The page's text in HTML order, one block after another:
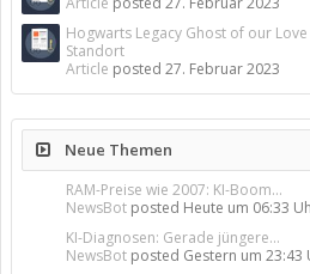
Hogwarts Legacy Ghost of our
Standort
Article posted 27. Februar 2023
Neue Themen
RAM-Preise wie 2007: KI-Boom...
NewsBot posted Heute um 06:33
KI-Diagnosen: Gerade jüngere...
NewsBot posted Gestern um 23:43